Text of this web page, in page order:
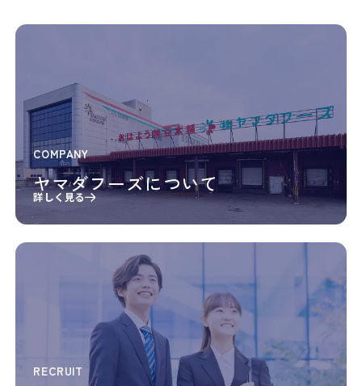
COMPANY
ヤマダフーズについて
詳しく見る
RECRUIT